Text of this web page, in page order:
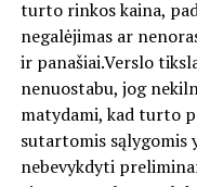
turto rinkos kaina,
negalėjimas ar
ir panašiai.Verslo
nenuostabu, jog
matydami, kad turto
sutartomis sąlygomis
nebevykdyti